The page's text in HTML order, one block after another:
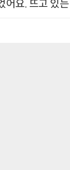
요. 뜨고 있